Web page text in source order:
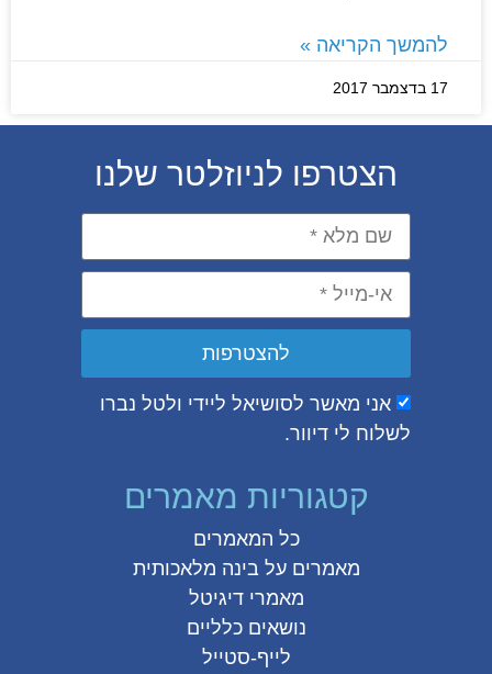
להמשך הקריאה »
הצטרפו לניוזלטר שלנו
אני מאשר לסושיאל ליידי ולטל נברו
לשלוח לי דיוור.
להצטרפות
קטגוריות מאמרים
כל המאמרים
מאמרים עלבינה מלאכותית
מאמרי דיגיטל
נושאים כלליים
לייף-סטייל